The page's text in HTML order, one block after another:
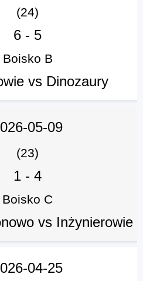
(24)
6 - 5
Boisko B
vs Dinozaury
05-09
(23)
1 - 4
Boisko C
vs Inżynierowie
04-25